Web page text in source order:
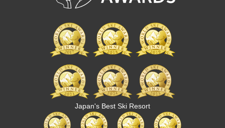
Japan's Best Ski Resort